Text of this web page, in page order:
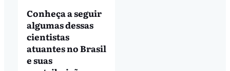
Conheça a seguir
algumas dessas
cientistas
atuantes no Brasil
e suas